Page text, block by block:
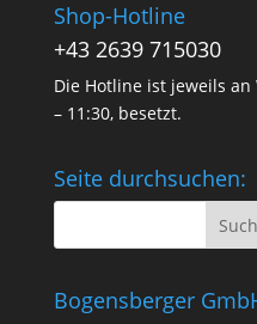
Shop-Hotline
+43 2639 715030
Die Hotline ist jeweils an
– 11:30, besetzt.
Seite durchsuchen:
Bogensberger